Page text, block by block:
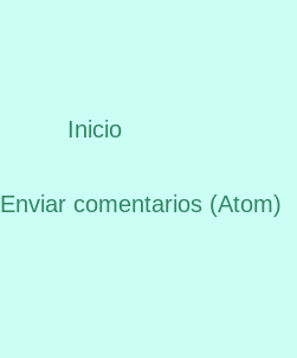
Inicio
Enviar comentarios (Atom)